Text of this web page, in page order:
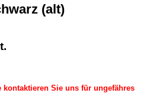
(alt)
Sie uns für ungefähres